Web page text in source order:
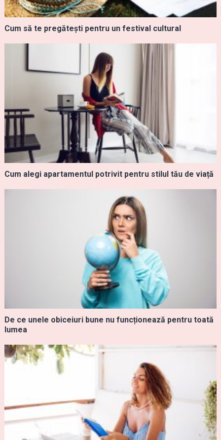
Cum să te pregătești pentru un festival cultural
Cum alegi apartamentul potrivit pentru stilul tău de viață
De ce unele obiceiuri bune nu funcționează pentru toată
lumea